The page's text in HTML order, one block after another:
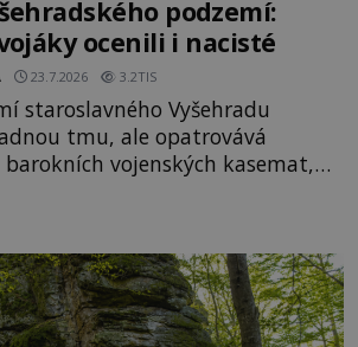
podzemí:
ocenili i nacisté
23.7.2026 3.2TIS
staroslavného Vyšehradu
tmu, ale opatrovává
vojenských kasemat,
a vzácné národní poklady.
skály nad řekou Vltavou
metropole. Místo, ke
nejstarší české mýty, ve svých
střeží monumentální